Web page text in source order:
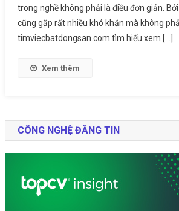
trong nghề không phải là điều đơn giản.
cũng gặp rất nhiều khó khăn mà không
timviecbatdongsan.com tìm hiểu xem […]
Xem thêm
CÔNG NGHỆ ĐĂNG TIN